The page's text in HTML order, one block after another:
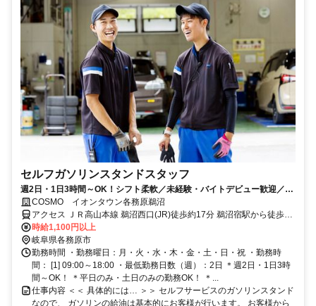
セルフガソリンスタンドスタッフ
週2日・1日3時間～OK！シフト柔軟／未経験・バイトデビュー歓迎／社
員割引／幅広いスキルが身につく
COSMO イオンタウン各務原鵜沼
アクセス ＪＲ高山本線 鵜沼西口(JR)徒歩約17分 鵜沼宿駅から徒歩3
分
時給1,100円以上
岐阜県各務原市
勤務時間 ・勤務曜日：月・火・水・木・金・土・日・祝 ・勤務時
間： [1] 09:00～18:00 ・最低勤務日数（週）：2日 ＊週2日・1日3時
間～OK！ ＊平日のみ・土日のみの勤務OK！ ＊...
仕事内容 ＜＜ 具体的には… ＞＞ セルフサービスのガソリンスタンド
なので、 ガソリンの給油は基本的にお客様が行います。 お客様から